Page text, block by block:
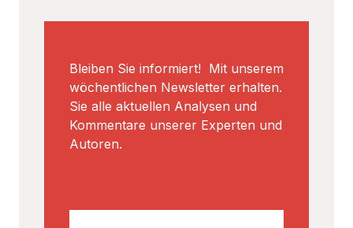
Bleiben Sie informiert! Mit unserem
wöchentlichen Newsletter erhalten.
Sie alle aktuellen Analysen und
Kommentare unserer Experten und
Autoren.